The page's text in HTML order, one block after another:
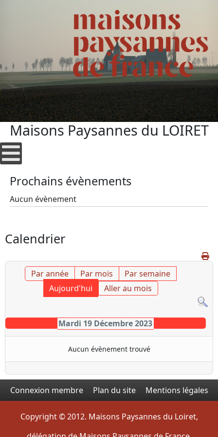
Maisons Paysannes du LOIRET
Prochains évènements
Aucun évènement
Calendrier
Par année Par mois
Par semaine
Aujourd'hui
Aller au mois
Mardi 19 Décembre 2023
Aucun évènement trouvé
Connexion membre Plan du site Mentions légales
Copyright © 2012. Maisons Paysannes du Loiret,